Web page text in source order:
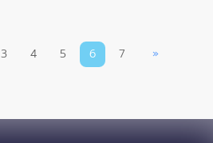
3 4 5 6 7 »